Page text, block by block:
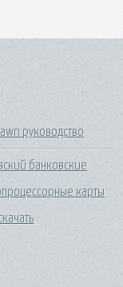
руководство
банковские
карты